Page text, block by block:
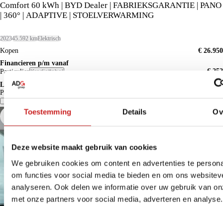
Toestemming Details
Deze website maakt gebruik van cookies
We gebruiken cookies om content en advertenties te
om functies voor social media te bieden en om ons
analyseren. Ook delen we informatie over uw gebruik van
met onze partners voor social media, adverteren en
Comfort 60 kWh | BYD Dealer | FABRIEKSGARANTIE | PANO
| 360° | ADAPTIVE | STOELVERWARMING
202345.592 kmElektrisch
Kopen
€ 26.950
Financieren p/m vanaf
ParticulierKrediettabel
€ 252
Lease p/m vanaf
Particulier